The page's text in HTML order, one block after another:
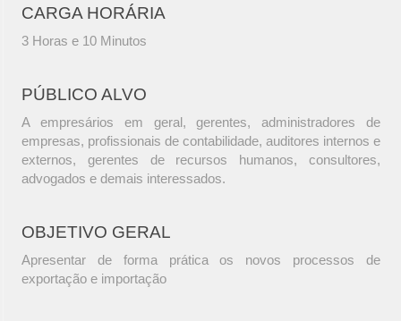
CARGA HORÁRIA
3 Horas e 10 Minutos
PÚBLICO ALVO
A empresários em geral, gerentes, administradores de
empresas, profissionais de contabilidade, auditores internos e
externos, gerentes de recursos humanos, consultores,
advogados e demais interessados.
OBJETIVO GERAL
Apresentar de forma prática os novos processos de
exportação e importação